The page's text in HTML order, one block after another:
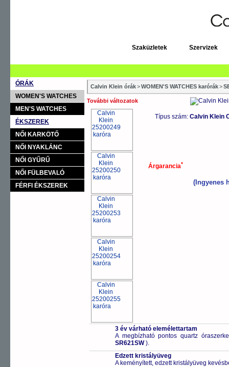
Szaküzletek Szervizek
ÓRÁK
WOMEN'S WATCHES
MEN'S WATCHES
ÉKSZEREK
NŐI KARKÖTŐ
NŐI NYAKLÁNC
NŐI GYŰRŰ
NŐI FÜLBEVALÓ
FÉRFI ÉKSZEREK
Calvin Klein órák>WOMEN'S WATCHES karórák>
További változatok
Típus szám: Calvin Klein
Árgarancia*
(Ingyenes
3 év várható elemélettartam
A megbízható pontos quartz
SR621SW).
Edzett kristályüveg
A keményített, edzett kristályüveg